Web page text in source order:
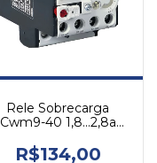
Rele Sobrecarga
Cwm9-40 1,8...2,8a
R$134,00